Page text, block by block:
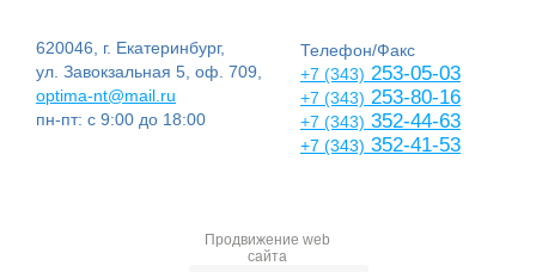
620046, г. Екатеринбург,
ул. Завокзальная 5, оф. 709,
optima-nt@mail.ru
пн-пт: с 9:00 до 18:00
Телефон/Факс
+7 (343) 253-05-03
+7 (343) 253-80-16
+7 (343) 352-44-63
+7 (343) 352-41-53
Продвижение web
сайта